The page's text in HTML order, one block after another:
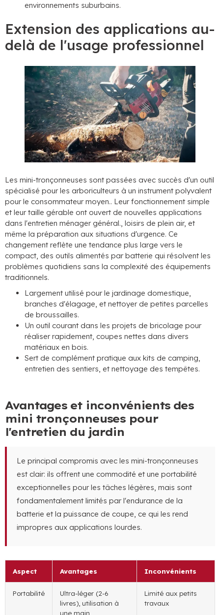
environnements suburbains.
Extension des applications au-
delà de l'usage professionnel
Les mini-tronçonneuses sont passées avec succès d'un outil
spécialisé pour les arboriculteurs à un instrument polyvalent
pour le consommateur moyen.. Leur fonctionnement simple
et leur taille gérable ont ouvert de nouvelles applications
dans l'entretien ménager général., loisirs de plein air, et
même la préparation aux situations d'urgence. Ce
changement reflète une tendance plus large vers le
compact, des outils alimentés par batterie qui résolvent les
problèmes quotidiens sans la complexité des équipements
traditionnels.
Largement utilisé pour le jardinage domestique,
branches d'élagage, et nettoyer de petites parcelles
de broussailles.
Un outil courant dans les projets de bricolage pour
réaliser rapidement, coupes nettes dans divers
matériaux en bois.
Sert de complément pratique aux kits de camping,
entretien des sentiers, et nettoyage des tempêtes.
Avantages et inconvénients des
mini tronçonneuses pour
l'entretien du jardin
Le principal compromis avec les mini-tronçonneuses
est clair: ils offrent une commodité et une portabilité
exceptionnelles pour les tâches légères, mais sont
fondamentalement limités par l'endurance de la
batterie et la puissance de coupe, ce qui les rend
impropres aux applications lourdes.
Aspect Avantages Inconvénients
Portabilité
Ultra-léger (2-6
livres), utilisation à
une main
Limité aux petits
travaux